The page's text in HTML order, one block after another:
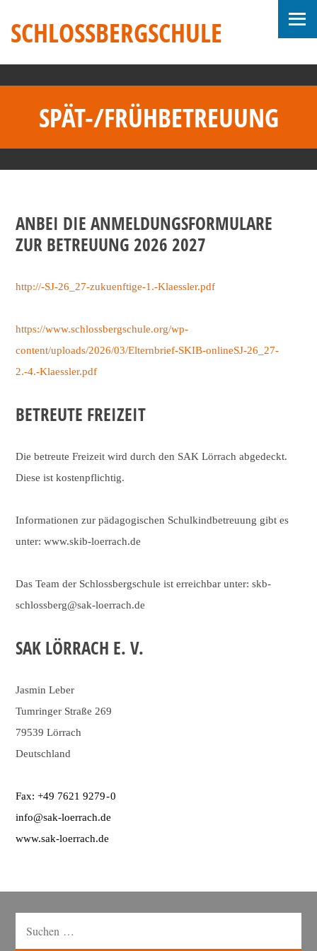
SCHLOSSBERGSCHULE
SPÄT-/FRÜHBETREUUNG
ANBEI DIE ANMELDUNGSFORMULARE
ZUR BETREUUNG 2026 2027
http://-SJ-26_27-zukuenftige-1.-Klaessler.pdf
https://www.schlossbergschule.org/wp-
content/uploads/2026/03/Elternbrief-SKIB-onlineSJ-26_27-
2.-4.-Klaessler.pdf
BETREUTE FREIZEIT
Die betreute Freizeit wird durch den SAK Lörrach abgedeckt.
Diese ist kostenpflichtig.
Informationen zur pädagogischen Schulkindbetreuung gibt es
unter: www.skib-loerrach.de
Das Team der Schlossbergschule ist erreichbar unter: skb-
schlossberg@sak-loerrach.de
SAK LÖRRACH E. V.
Jasmin Leber
Tumringer Straße 269
79539 Lörrach
Deutschland
Fax: +49 7621 9279 - 0
info@sak-loerrach.de
www.sak-loerrach.de